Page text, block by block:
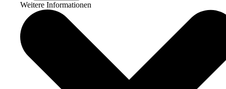
Weitere Informationen